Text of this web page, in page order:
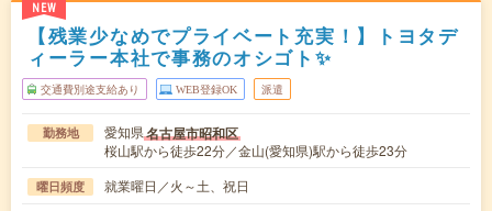
NEW
【残業少なめでプライベート充実！】トヨタデ
ィーラー本社で事務のオシゴト✨
交通費別途支給あり WEB登録OK 派遣
勤務地 愛知県名古屋市昭和区
桜山駅から徒歩22分／金山(愛知県)駅から徒歩23分
曜日頻度 就業曜日／火～土、祝日